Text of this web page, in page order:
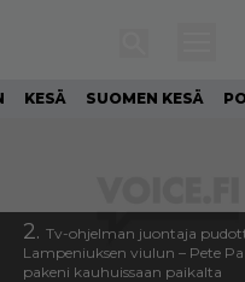
KESÄ SUOMEN KESÄ
2. Tv-ohjelman juontaja
Lampeniuksen viulun – Pete
pakeni kauhuissaan paikalta